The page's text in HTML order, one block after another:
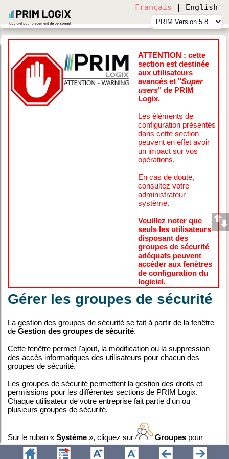
Service de support aux utilisateurs
Français | English
ATTENTION : cette
section est destinée
aux utilisateurs
avancés et "Super
users" de PRIM
Logix.
Les éléments de
configuration présentés
dans cette section
peuvent en effet avoir
un impact sur vos
opérations.
En cas de doute,
consultez votre
administrateur
système.
Veuillez noter que
seuls les utilisateurs
disposant des
groupes de sécurité
adéquats peuvent
accéder aux fenêtres
de configuration du
logiciel.
Gérer les groupes de sécurité
La gestion des groupes de sécurité se fait à partir de la fenêtre
deGestion des groupes de sécurité.
Cette fenêtre permet l'ajout, la modification ou la suppression
des accès informatiques des utilisateurs pour chacun des
groupes de sécurité.
Les groupes de sécurité permettent la gestion des droits et
permissions pour les différentes sections de PRIM Logix.
Chaque utilisateur de votre entreprise fait partie d'un ou
plusieurs groupes de sécurité.
Sur le ruban «Système », cliquez sur Groupes pour
ouvrir la fenêtre.